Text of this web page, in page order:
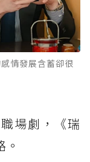
情發展含蓄卻很
場劇，《瑞